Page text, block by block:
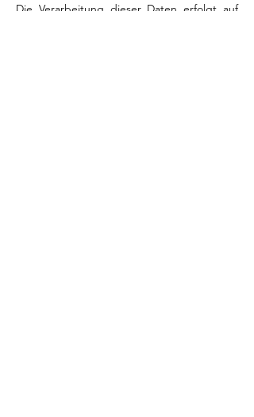
Die Verarbeitung dieser Daten erfolgt auf